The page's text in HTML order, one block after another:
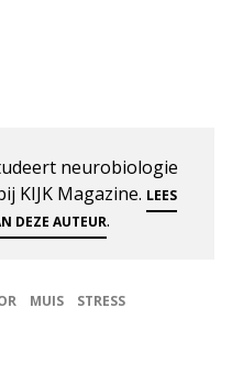
neurobiologie
KIJK Magazine. LEES
DEZE AUTEUR.
MUIS STRESS